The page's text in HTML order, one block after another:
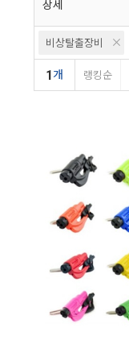
상세
비상탈출장비
1개 랭킹순